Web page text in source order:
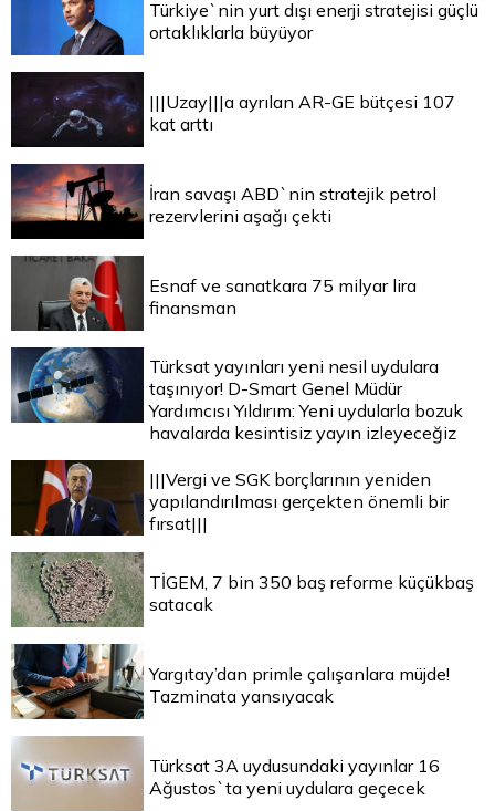
Türkiye`nin yurt dışı enerji stratejisi güçlü
ortaklıklarla büyüyor
|||Uzay|||a ayrılan AR-GE bütçesi 107
kat arttı
İran savaşı ABD`nin stratejik petrol
rezervlerini aşağı çekti
Esnaf ve sanatkara 75 milyar lira
finansman
Türksat yayınları yeni nesil uydulara
taşınıyor! D-Smart Genel Müdür
Yardımcısı Yıldırım: Yeni uydularla bozuk
havalarda kesintisiz yayın izleyeceğiz
|||Vergi ve SGK borçlarının yeniden
yapılandırılması gerçekten önemli bir
fırsat|||
TİGEM, 7 bin 350 baş reforme küçükbaş
satacak
Yargıtay’dan primle çalışanlara müjde!
Tazminata yansıyacak
Türksat 3A uydusundaki yayınlar 16
Ağustos`ta yeni uydulara geçecek